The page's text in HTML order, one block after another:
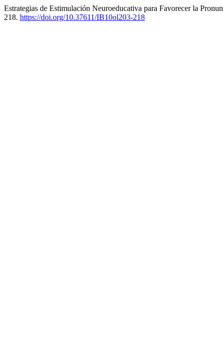
Estrategias de Estimulación Neuroeducativa para Favorecer la
218. https://doi.org/10.37611/IB10ol203-218